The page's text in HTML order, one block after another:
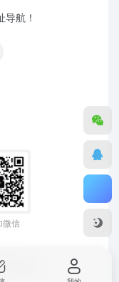
航！
微信
号-1